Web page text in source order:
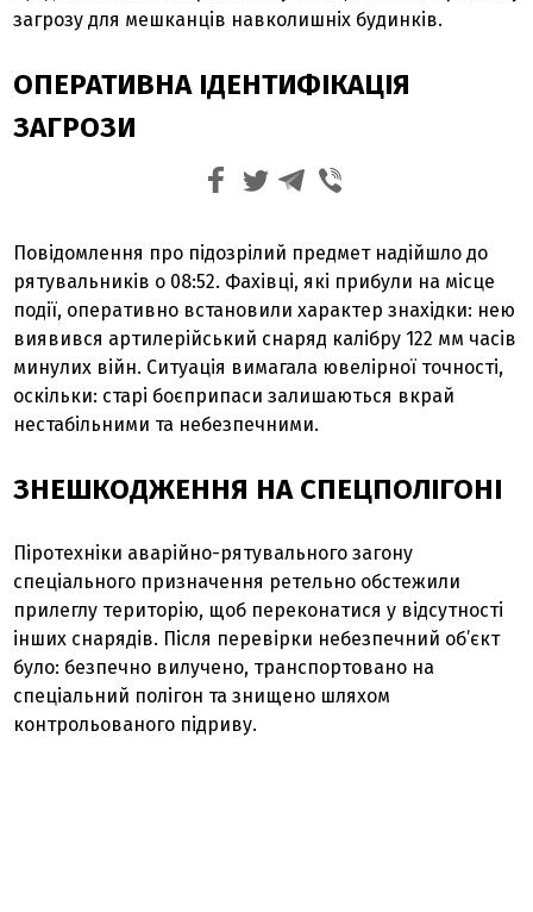
загрозу для мешканців навколишніх будинків.
ОПЕРАТИВНА ІДЕНТИФІКАЦІЯ
ЗАГРОЗИ
Повідомлення про підозрілий предмет надійшло до
рятувальників о 08:52. Фахівці, які прибули на місце
події, оперативно встановили характер знахідки: нею
виявився артилерійський снаряд калібру 122 мм часів
минулих війн. Ситуація вимагала ювелірної точності,
оскільки: старі боєприпаси залишаються вкрай
нестабільними та небезпечними.
ЗНЕШКОДЖЕННЯ НА СПЕЦПОЛІГОНІ
Піротехніки аварійно-рятувального загону
спеціального призначення ретельно обстежили
прилеглу територію, щоб переконатися у відсутності
інших снарядів. Після перевірки небезпечний об’єкт
було: безпечно вилучено, транспортовано на
спеціальний полігон та знищено шляхом
контрольованого підриву.